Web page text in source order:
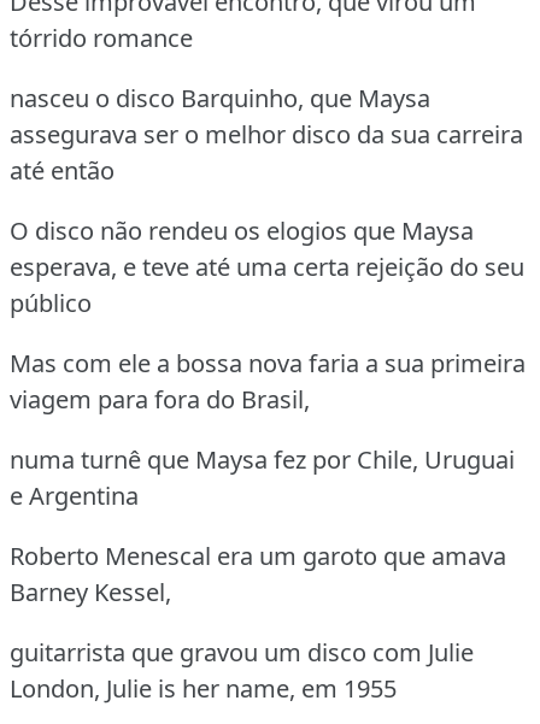
tórrido romance
nasceu o disco Barquinho, que Maysa
assegurava ser o melhor disco da sua carreira
até então
O disco não rendeu os elogios que Maysa
esperava, e teve até uma certa rejeição do seu
público
Mas com ele a bossa nova faria a sua primeira
viagem para fora do Brasil,
numa turnê que Maysa fez por Chile, Uruguai
e Argentina
Roberto Menescal era um garoto que amava
Barney Kessel,
guitarrista que gravou um disco com Julie
London, Julie is her name, em 1955